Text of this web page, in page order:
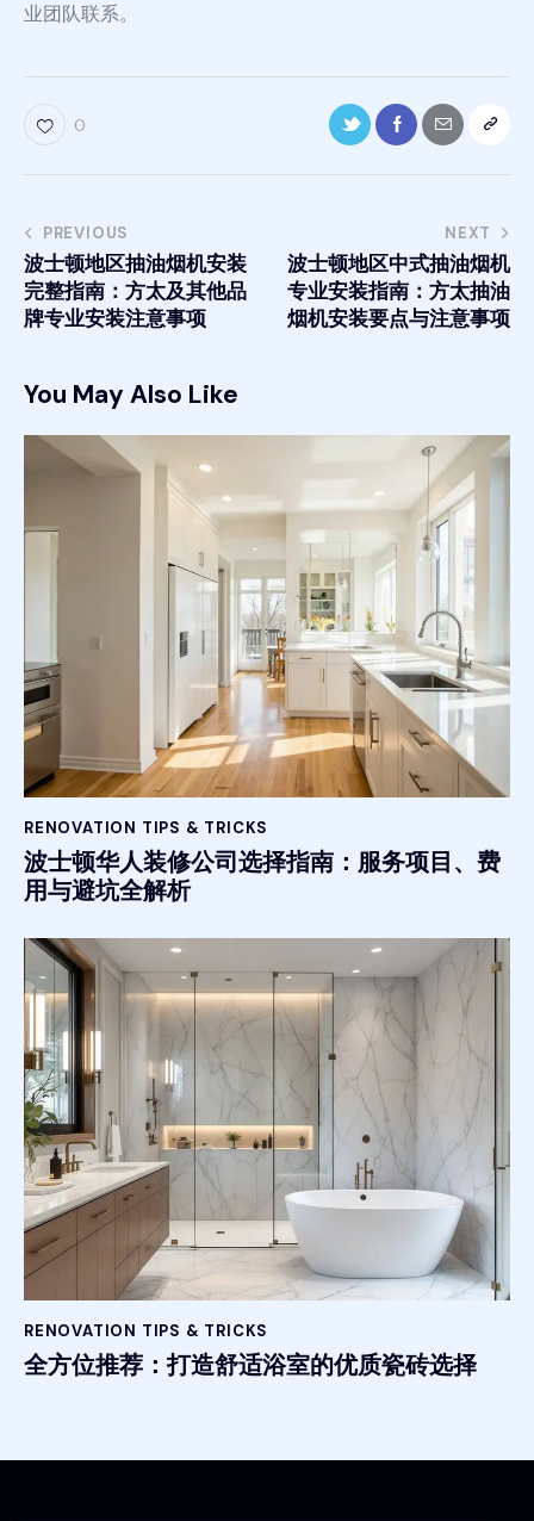
业团队联系。
0
PREVIOUS
波士顿地区抽油烟机安装
完整指南：方太及其他品
牌专业安装注意事项
NEXT
波士顿地区中式抽油烟机
专业安装指南：方太抽油
烟机安装要点与注意事项
You May Also Like
RENOVATION TIPS & TRICKS
波士顿华人装修公司选择指南：服务项目、费
用与避坑全解析
RENOVATION TIPS & TRICKS
全方位推荐：打造舒适浴室的优质瓷砖选择